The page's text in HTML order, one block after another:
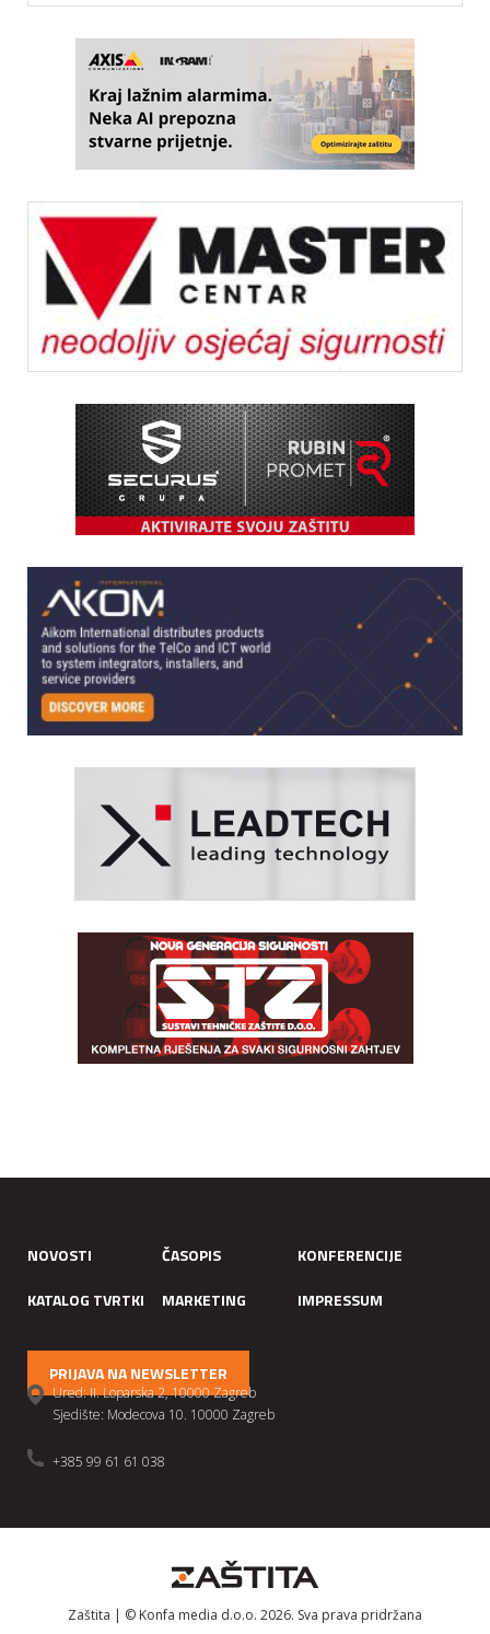
NOVOSTI ČASOPIS
KONFERENCIJE
KATALOG TVRTKI
MARKETING IMPRESSUM
PRIJAVA NA NEWSLETTER
Ured: II. Loparska 2, 10000 Zagreb
Sjedište: Modecova 10. 10000 Zagreb
+385 99 61 61 038
Zaštita | © Konfa media d.o.o. 2026. Sva prava pridržana